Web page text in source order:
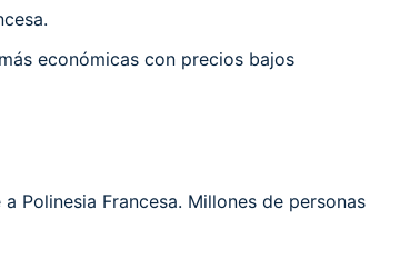
económicas con precios bajos
Polinesia Francesa. Millones de personas